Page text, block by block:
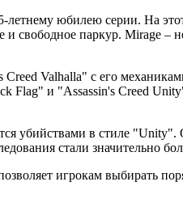
юбилею серии. На этот
свободное паркур. Mirage
Valhalla" с его
Flag" и "Assassin's Creed
убийствами в стиле "Unity".
стали значительно
игрокам выбирать